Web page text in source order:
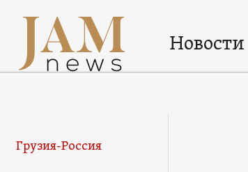
Новости
Грузия-Россия